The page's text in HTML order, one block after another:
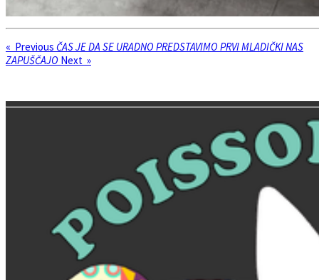
« Previous ČAS JE DA SE URADNO PREDSTAVIMO PRVI MLADIČKI NAS
ZAPUŠČAJO Next »